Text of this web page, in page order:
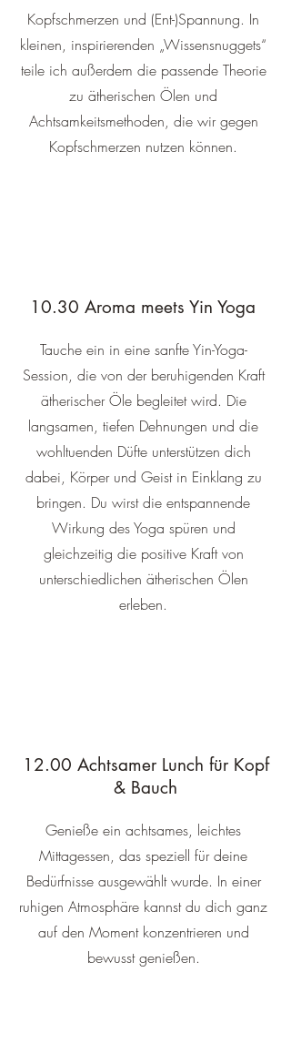
Kopfschmerzen und (Ent-)Spannung. In
kleinen, inspirierenden „Wissensnuggets“
teile ich außerdem die passende Theorie
zu ätherischen Ölen und
Achtsamkeitsmethoden, die wir gegen
Kopfschmerzen nutzen können.
10.30 Aroma meets Yin Yoga
Tauche ein in eine sanfte Yin-Yoga-
Session, die von der beruhigenden Kraft
ätherischer Öle begleitet wird. Die
langsamen, tiefen Dehnungen und die
wohltuenden Düfte unterstützen dich
dabei, Körper und Geist in Einklang zu
bringen. Du wirst die entspannende
Wirkung des Yoga spüren und
gleichzeitig die positive Kraft von
unterschiedlichen ätherischen Ölen
erleben.
12.00 Achtsamer Lunch für Kopf
& Bauch
Genieße ein achtsames, leichtes
Mittagessen, das speziell für deine
Bedürfnisse ausgewählt wurde. In einer
ruhigen Atmosphäre kannst du dich ganz
auf den Moment konzentrieren und
bewusst genießen.